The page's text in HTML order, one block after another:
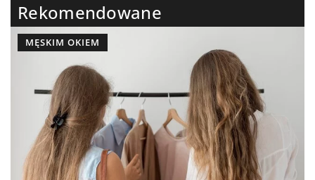
Rekomendowane
MĘSKIM OKIEM